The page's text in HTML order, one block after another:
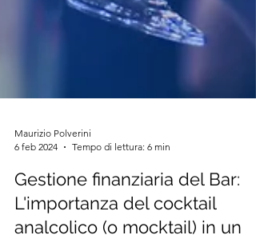
Maurizio Polverini
6 feb 2024
Tempo di lettura: 6 min
Gestione finanziaria del Bar: